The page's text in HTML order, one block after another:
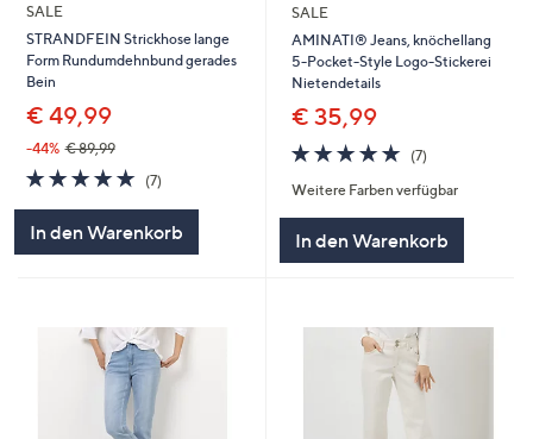
SALE
STRANDFEIN Strickhose lange
Form Rundumdehnbund gerades
Bein
€ 49,99
-44% € 89,99
4.7
von
(7)
In den Warenkorb
SALE
AMINATI® Jeans, knöchellang
5-Pocket-Style Logo-Stickerei
Nietendetails
€ 35,99
4.7
von
5
(7)
Weitere Farben verfügbar
In den Warenkorb